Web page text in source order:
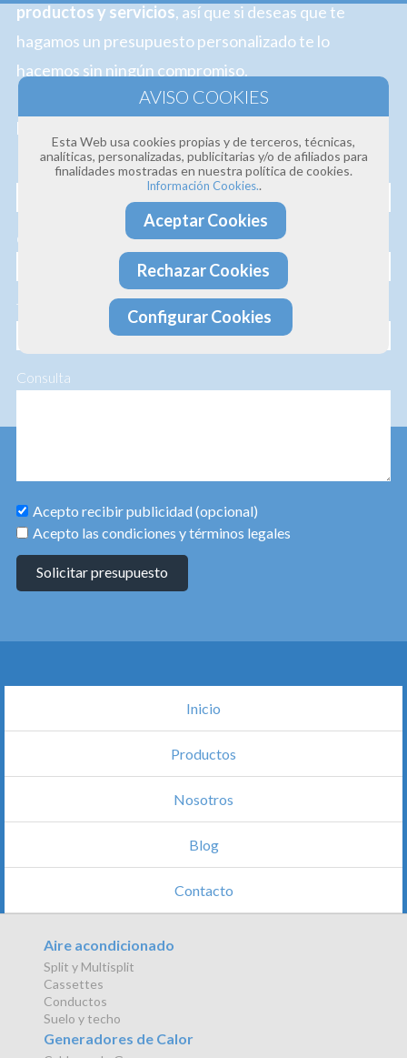
productos y servicios, así que si deseas que te
hagamos un presupuesto personalizado te lo
hacemos sin ningún compromiso.
Profesionalidad · Experiencia · Efectividad
Nombre
Correo electrónico
Teléfono
Consulta
Acepto recibir publicidad (opcional)
Acepto las condiciones y términos legales
Solicitar presupuesto
Inicio
Productos
Nosotros
Blog
Contacto
Aire acondicionado
Split y Multisplit
Cassettes
Conductos
Suelo y techo
Generadores de Calor
Esta Web usa cookies propias y de terceros, técnicas,
analíticas, personalizadas, publicitarias y/o de afiliados para
finalidades mostradas en nuestra política de cookies.
Información Cookies..
Aceptar Cookies
Rechazar Cookies
Configurar Cookies